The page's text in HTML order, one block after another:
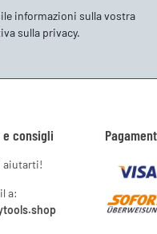
informazioni sulla vostra
sulla privacy.
consigli
aiutarti!
a: